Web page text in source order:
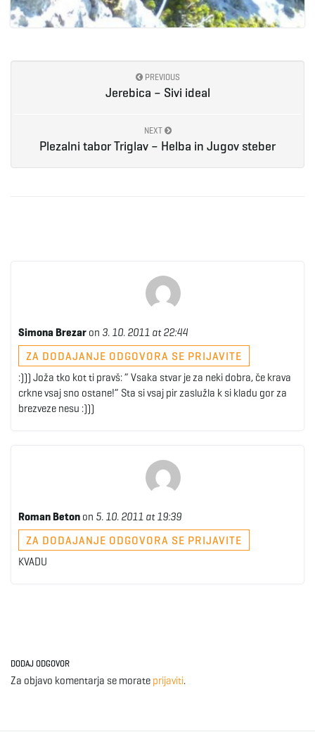
PREVIOUS
Jerebica – Sivi ideal
NEXT
Plezalni tabor Triglav – Helba in Jugov steber
Simona Brezar on 3. 10. 2011 at 22:44
ZA DODAJANJE ODGOVORA SE PRIJAVITE
:))) Joža tko kot ti pravš: ” Vsaka stvar je za neki dobra, če krava
crkne vsaj sno ostane!” Sta si vsaj pir zaslužla k si kladu gor za
brezveze nesu :)))
Roman Beton on 5. 10. 2011 at 19:39
ZA DODAJANJE ODGOVORA SE PRIJAVITE
KVADU
DODAJ ODGOVOR
Za objavo komentarja se morate prijaviti.